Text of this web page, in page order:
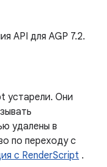
API для AGP 7.2.
устарели. Они
удалены в
по переходу с
с RenderScript .